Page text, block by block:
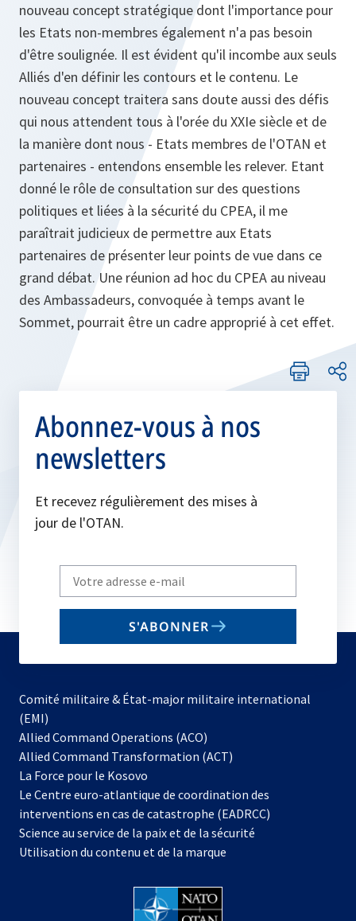
nouveau concept stratégique dont l'importance pour
les Etats non-membres également n'a pas besoin
d'être soulignée. Il est évident qu'il incombe aux seuls
Alliés d'en définir les contours et le contenu. Le
nouveau concept traitera sans doute aussi des défis
qui nous attendent tous à l'orée du XXIe siècle et de
la manière dont nous - Etats membres de l'OTAN et
partenaires - entendons ensemble les relever. Etant
donné le rôle de consultation sur des questions
politiques et liées à la sécurité du CPEA, il me
paraîtrait judicieux de permettre aux Etats
partenaires de présenter leur points de vue dans ce
grand débat. Une réunion ad hoc du CPEA au niveau
des Ambassadeurs, convoquée à temps avant le
Sommet, pourrait être un cadre approprié à cet effet.
Abonnez-vous à nos
newsletters
Et recevez régulièrement des mises à
jour de l'OTAN.
Write
your
email
S'ABONNER
Comité militaire & État-major militaire international
(EMI)
Allied Command Operations (ACO)
dans
nouvel
onglet
Allied Command Transformation (ACT)
La Force pour le Kosovo
dans
un
nouvel
onglet
Le Centre euro-atlantique de coordination des
interventions en cas de catastrophe (EADRCC)
Science au service de la paix et de la sécurité
Utilisation du contenu et de la marque